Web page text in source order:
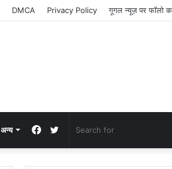
DMCA Privacy Policy गूगल न्यूज़ पर फॉलो
अन्य Twitter
Facebook